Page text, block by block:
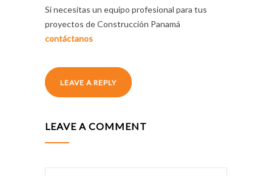
Si necesitas un equipo profesional para tus
proyectos de Construcción Panamá
contáctanos
LEAVE A REPLY
LEAVE A COMMENT